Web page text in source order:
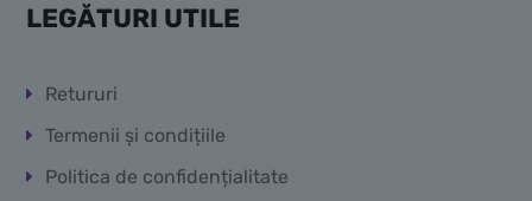
LEGĂTURI UTILE
Retururi
Termenii și condițiile
Politica de confidențialitate